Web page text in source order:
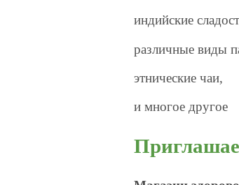
индийские
различные виды
этнические чаи,
и многое другое